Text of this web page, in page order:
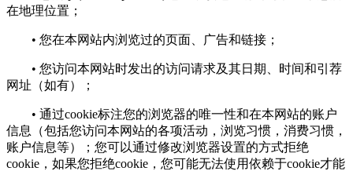
在地理位置；
• 您在本网站内浏览过的页面、广告和链接；
• 您访问本网站时发出的访问请求及其日期、时间和引荐
网址（如有）；
• 通过cookie标注您的浏览器的唯一性和在本网站的账户
信息（包括您访问本网站的各项活动，浏览习惯，消费习惯，
账户信息等）；您可以通过修改浏览器设置的方式拒绝
cookie，如果您拒绝cookie，您可能无法使用依赖于cookie才能